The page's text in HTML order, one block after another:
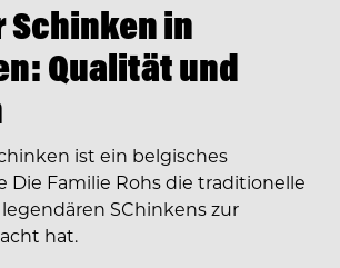
Schinken in
Qualität und
ist ein belgisches
Die Familie Rohs die traditionelle
SChinkens zur
hat.